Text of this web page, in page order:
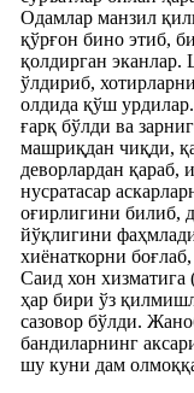
Одамлар манзил
қўрғон бино этиб,
қолдирган
ўлдириб,
олдида қўш
ғарқ бўлди ва
машриқдан чиқди,
деворлардан қараб,
нусратасар
оғирлигини билиб,
йўқлигини
хиёнаткорни
Саид хон хизматига
ҳар бири ўз
сазовор бўлди.
бандиларнинг
шу куни дам